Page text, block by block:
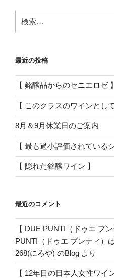
ン
索:
最近の投稿
【 銘醸品からのセニエロゼ 】
【 このクラスのワインとし
8月＆9月休業日のご案内
【 最も過小評価されている
【 隠れた銘醸ワイン 】
最近のコメント
【 DUE PUNTI（ドゥエ プ
PUNTI（ドゥエ プンティ）
268(にろや) のBlog より
【 12年目の日本人女性ワイ